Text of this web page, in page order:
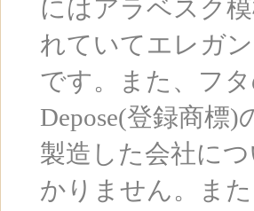
にはアラベスク
れていてエレガ
です。また、フ
Depose(登録商標
製造した会社に
かりません。ま